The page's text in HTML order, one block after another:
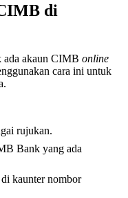
di
ada akaun CIMB online
cara ini untuk
rujukan.
Bank yang ada
kaunter nombor